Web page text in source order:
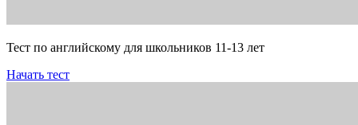
Тест по английскому для школьников 11-13 лет
Начать тест